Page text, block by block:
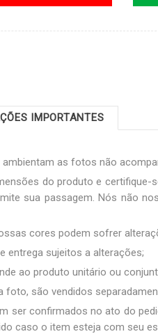
IMPORTANTES
ambientam as fotos não
do produto e
sua passagem. Nós não
cores podem sofrer
entrega sujeitos a alterações;
ao produto unitário ou
foto, são vendidos
ser confirmados no ato do
caso o item esteja com seu